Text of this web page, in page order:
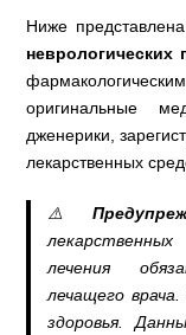
Ниже
неврологических
оригинальные
дженерики,
лекарственных
⚠️
лечения
лечащего
здоровья.